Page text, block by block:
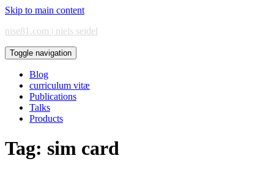
Skip to main content
nise81.com | niels seidel
Toggle navigation
Blog
curriculum vitæ
Publications
Talks
Products
Tag: sim card